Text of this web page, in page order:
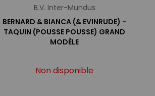
B.V. Inter-Mundus
BERNARD & BIANCA (& EVINRUDE) -
TAQUIN (POUSSE POUSSE) GRAND
MODÈLE
Non disponible